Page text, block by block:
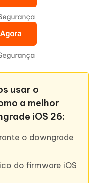
usar o
a melhor
iOS 26:
o downgrade
do firmware iOS